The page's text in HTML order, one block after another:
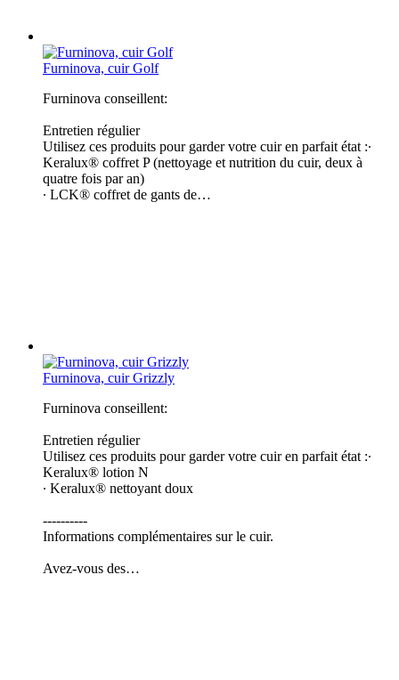
Furninova, cuir Golf
Furninova conseillent:
Entretien régulier
Utilisez ces produits pour garder votre cuir en parfait état :∙
Keralux® coffret P (nettoyage et nutrition du cuir, deux à
quatre fois par an)
∙ LCK® coffret de gants de…
Furninova, cuir Grizzly
Furninova conseillent:
Entretien régulier
Utilisez ces produits pour garder votre cuir en parfait état :∙
Keralux® lotion N
∙ Keralux® nettoyant doux
----------
Informations complémentaires sur le cuir.
Avez-vous des…